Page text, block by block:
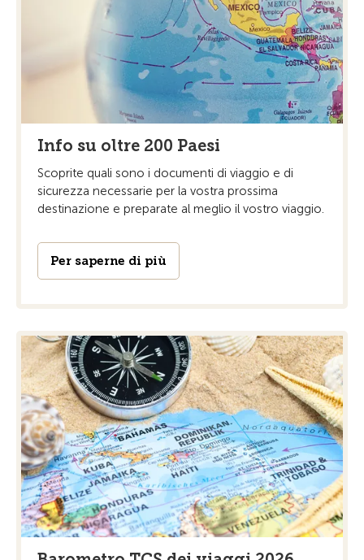
Info su oltre 200 Paesi
Scoprite quali sono i documenti di viaggio e di
sicurezza necessarie per la vostra prossima
destinazione e preparate al meglio il vostro viaggio.
Per saperne di più